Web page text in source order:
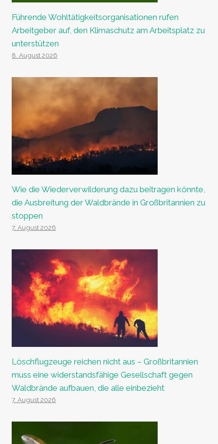
Führende Wohltätigkeitsorganisationen rufen
Arbeitgeber auf, den Klimaschutz am Arbeitsplatz zu
unterstützen
8. August 2026
Wie die Wiederverwilderung dazu beitragen könnte,
die Ausbreitung der Waldbrände in Großbritannien zu
stoppen
7. August 2026
Löschflugzeuge reichen nicht aus – Großbritannien
muss eine widerstandsfähige Gesellschaft gegen
Waldbrände aufbauen, die alle einbezieht
7. August 2026